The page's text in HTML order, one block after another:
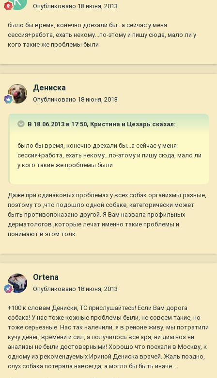
Опубликовано 18 июня, 2013
было бы время, конечно доехали бы...а сейчас у меня
сессия+работа, ехать некому...по-этому и пишу сюда, мало ли у
кого такие же проблемы были
Дениска
Опубликовано 18 июня, 2013
В 18.06.2013 в 17:50, Кристина и Цезарь сказал:
было бы время, конечно доехали бы...а сейчас у меня
сессия+работа, ехать некому...по-этому и пишу сюда, мало ли
у кого такие же проблемы были
Даже при одинаковых проблемах у всех собак организмы разные,
поэтому то ,что подошло одной собаке, категорически может
быть противопоказано другой. Я Вам назвала профильных
дерматологов ,которые лечат именно такие проблемы и
понимают в этом толк.
Ortena
Опубликовано 18 июня, 2013
+100 к словам Дениски, ТС прислушайтесь! Если Вам дорога
собака! У нас тоже кожные проблемы были, не совсем такие, но
тоже серьезные. Нас так налечили, я в реионе живу, мы потратили
кучу денег, времени и сил, а получилось все зря, ни диагноз ни
анализы не были достоверными! Хорошо что поехали в Москву, к
одному из рекомендуемых Ириной Дениска врачей. Жаль поздно,
слух собака потеряла навсегда, а могло бы быть иначе...